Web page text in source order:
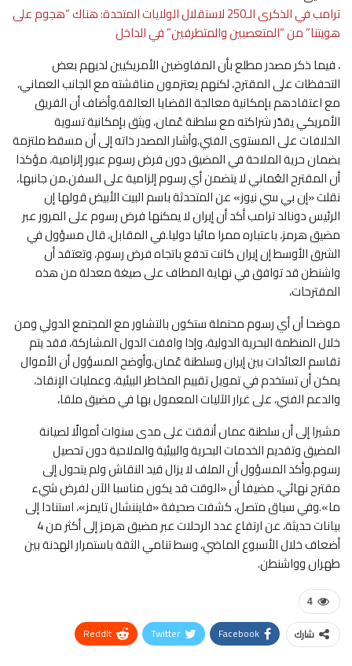
ترامب في الذكرى الـ250 لاستقلال الولايات المتحدة: هناك “هجوم على
هويتنا” من “المتعصبين والمتطرفين” في الداخل
، فيما ذكر مصدر مطلع بأن المفاوضين الأمريكيين لديهم بعض
التحفظات على المقترح، لكنهم يعتزمون مناقشته مع الجانب العماني،
مع اعتقادهم بإمكانية معالجة القضايا العالقة.وأضاف أن الفريق
الأمريكي يقدّر شراكته مع سلطنة عُمان، ويثق بإمكانية تسوية
الخلافات على المستوى الفني.وأشار المصدر ذاته إلى أن مسقط ملتزمة
بضمان حرية الملاحة في المضيق دون فرض رسوم عبور إلزامية، مؤكدا
أن المقترح العُماني لا يتضمن أي رسوم إلزامية على السفن.من جانبها،
نقلت «إن بي سي نيوز» عن المتحدثة باسم البيت الأبيض قولها إن
الرئيس دونالد ترامب أكد أن إيران لا يمكنها فرض رسوم على المرور عبر
مضيق هرمز، باعتباره ممرا مائيا دوليا.في المقابل، قال مسؤول في
الشرق الأوسط إن إيران كانت تدفع باتجاه فرض رسوم، وتعتقد أن
واشنطن قد توافق في نهاية المطاف على صيغة معدلة من هذه
المقترحات،
موضحا أن أي رسوم محتملة ستكون بالتشاور مع المجتمع الدولي ومن
خلال المنظمة البحرية الدولية، وإذا وافقت الدول المشاركة، فقد يتم
تقاسم العائدات بين إيران وسلطنة عُمان.وأوضح المسؤول أن الأموال
يمكن أن تستخدم في تمويل تقييم المخاطر البيئية، وعمليات الإنقاذ،
والدعم الفني، على غرار الآليات المعمول بها في مضيق ملقا،
مشيرا إلى أن سلطنة عمان أنفقت على مدى سنوات أموالًا لصيانة
المضيق وتقديم الخدمات البحرية والبيئية والملاحية دون تحصيل
رسوم.وأكد المسؤول أن الملف لا يزال قيد النقاش ولم يتحول إلى
مقترح نهائي، مضيفا أن «الوقت قد يكون مناسبا الآن لفرض شيء
ما».وفي سياق متصل، كشفت صحيفة «فايننشال تايمز»، استنادا إلى
بيانات حديثة، عن ارتفاع عدد الرحلات عبر مضيق هرمز إلى أكثر من 4
أضعاف خلال الأسبوع الماضي، وسط تنامي الثقة باستمرار الهدنة بين
طهران وواشنطن.
4
شارك Facebook
Twitter
ReddIt